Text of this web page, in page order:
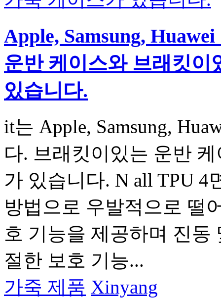
Apple, Samsung,
운반 케이스와 브래킷이
있습니다.
it는 Apple, Samsung,
다. 브래킷이있는 운반
가 있습니다. N all TPU 4
방법으로 우발적으로 떨
호 기능을 제공하며 진동
절한 보호 기능...
가죽 제품 Xinyang